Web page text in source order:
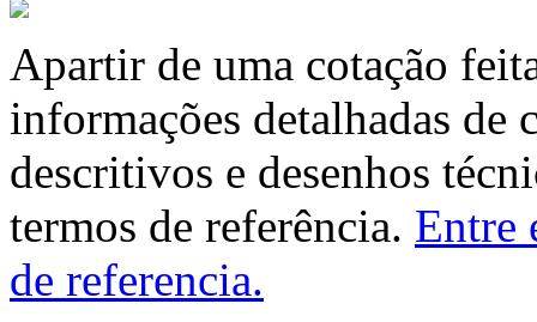
Apartir de uma cotação
informações detalhadas de
descritivos e desenhos
termos de referência. Entre
de referencia.